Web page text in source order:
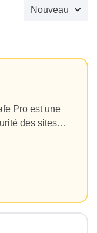
Nouveau
Pro est une
des sites